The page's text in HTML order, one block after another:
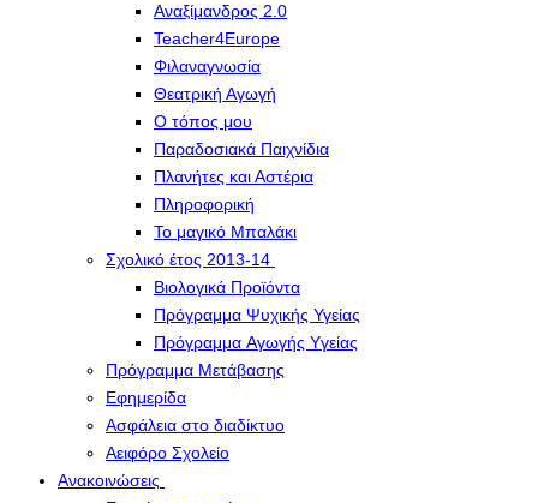
Αναξίμανδρος 2.0
Teacher4Europe
Φιλαναγνωσία
Θεατρική Αγωγή
Ο τόπος μου
Παραδοσιακά Παιχνίδια
Πλανήτες και Αστέρια
Πληροφορική
Το μαγικό Μπαλάκι
Σχολικό έτος 2013-14
Βιολογικά Προϊόντα
Πρόγραμμα Ψυχικής Υγείας
Πρόγραμμα Aγωγής Yγείας
Πρόγραμμα Μετάβασης
Εφημερίδα
Ασφάλεια στο διαδίκτυο
Αειφόρο Σχολείο
Ανακοινώσεις